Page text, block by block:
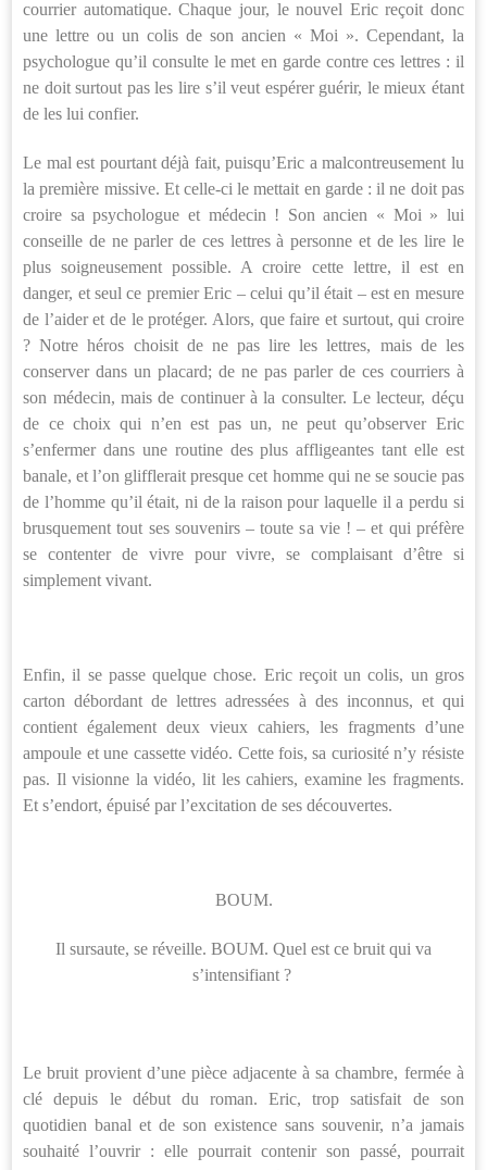
courrier automatique. Chaque jour, le nouvel Eric reçoit donc
une lettre ou un colis de son ancien « Moi ». Cependant, la
psychologue qu’il consulte le met en garde contre ces lettres : il
ne doit surtout pas les lire s’il veut espérer guérir, le mieux étant
de les lui confier.
Le mal est pourtant déjà fait, puisqu’Eric a malcontreusement lu
la première missive. Et celle-ci le mettait en garde : il ne doit pas
croire sa psychologue et médecin ! Son ancien « Moi » lui
conseille de ne parler de ces lettres à personne et de les lire le
plus soigneusement possible. A croire cette lettre, il est en
danger, et seul ce premier Eric – celui qu’il était – est en mesure
de l’aider et de le protéger. Alors, que faire et surtout, qui croire
? Notre héros choisit de ne pas lire les lettres, mais de les
conserver dans un placard; de ne pas parler de ces courriers à
son médecin, mais de continuer à la consulter. Le lecteur, déçu
de ce choix qui n’en est pas un, ne peut qu’observer Eric
s’enfermer dans une routine des plus affligeantes tant elle est
banale, et l’on glifflerait presque cet homme qui ne se soucie pas
de l’homme qu’il était, ni de la raison pour laquelle il a perdu si
brusquement tout ses souvenirs – toute sa vie ! – et qui préfère
se contenter de vivre pour vivre, se complaisant d’être si
simplement vivant.
Enfin, il se passe quelque chose. Eric reçoit un colis, un gros
carton débordant de lettres adressées à des inconnus, et qui
contient également deux vieux cahiers, les fragments d’une
ampoule et une cassette vidéo. Cette fois, sa curiosité n’y résiste
pas. Il visionne la vidéo, lit les cahiers, examine les fragments.
Et s’endort, épuisé par l’excitation de ses découvertes.
BOUM.
Il sursaute, se réveille. BOUM. Quel est ce bruit qui va
s’intensifiant ?
Le bruit provient d’une pièce adjacente à sa chambre, fermée à
clé depuis le début du roman. Eric, trop satisfait de son
quotidien banal et de son existence sans souvenir, n’a jamais
souhaité l’ouvrir : elle pourrait contenir son passé, pourrait